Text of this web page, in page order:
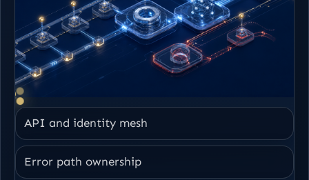
API and identity mesh
Error path ownership